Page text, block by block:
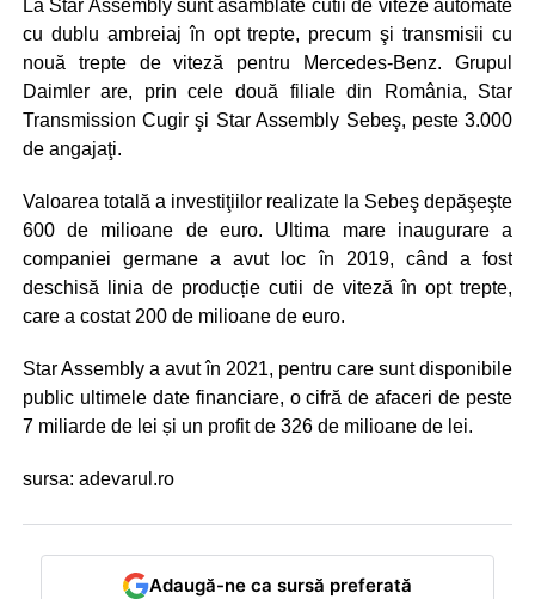
La Star Assembly sunt asamblate cutii de viteze automate
cu dublu ambreiaj în opt trepte, precum şi transmisii cu
nouă trepte de viteză pentru Mercedes-Benz. Grupul
Daimler are, prin cele două filiale din România, Star
Transmission Cugir şi Star Assembly Sebeş, peste 3.000
de angajaţi.
Valoarea totală a investiţiilor realizate la Sebeş depăşeşte
600 de milioane de euro. Ultima mare inaugurare a
companiei germane a avut loc în 2019, când a fost
deschisă linia de producție cutii de viteză în opt trepte,
care a costat 200 de milioane de euro.
Star Assembly a avut în 2021, pentru care sunt disponibile
public ultimele date financiare, o cifră de afaceri de peste
7 miliarde de lei și un profit de 326 de milioane de lei.
sursa: adevarul.ro
Adaugă-ne ca sursă preferată